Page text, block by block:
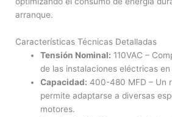
arranque.
Características Técnicas Detalladas
Tensión Nominal: 110VAC –
de las instalaciones eléctricas en
Capacidad: 400-480 MFD – Un
permite adaptarse a diversas
motores.